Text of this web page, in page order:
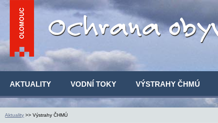
AKTUALITY VODNÍ TOKY VÝSTRAHY ČHMÚ
Aktuality >> Výstrahy ČHMÚ